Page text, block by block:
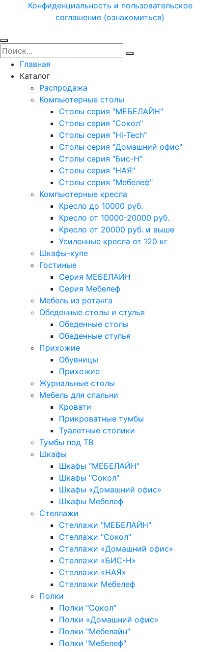
Конфиденциальность и пользовательское
соглашение (ознакомиться)
Главная
Каталог
Распродажа
Компьютерные столы
Столы серия "МЕБЕЛАЙН"
Столы серия "Сокол"
Столы серия "Hi-Tech"
Столы серия "Домашний офис"
Столы серия "Бис-Н"
Столы серия "НАЯ"
Столы серия "Мебелеф"
Компьютерные кресла
Кресло до 10000 руб.
Кресло от 10000-20000 руб.
Кресло от 20000 руб. и выше
Усиленные кресла от 120 кг
Шкафы-купе
Гостиные
Серия МЕБЕЛАЙН
Серия Мебелеф
Мебель из ротанга
Обеденные столы и стулья
Обеденные столы
Обеденные стулья
Прихожие
Обувницы
Прихожие
Журнальные столы
Мебель для спальни
Кровати
Прикроватные тумбы
Туалетные столики
Тумбы под ТВ
Шкафы
Шкафы "МЕБЕЛАЙН"
Шкафы "Сокол"
Шкафы «Домашний офис»
Шкафы Мебелеф
Стеллажи
Стеллажи "МЕБЕЛАЙН"
Стеллажи "Сокол"
Стеллажи «Домашний офис»
Стеллажи «БИС-Н»
Стеллажи «НАЯ»
Стеллажи Мебелеф
Полки
Полки "Сокол"
Полки «Домашний офис»
Полки "Мебелайн"
Полки "Мебелеф"